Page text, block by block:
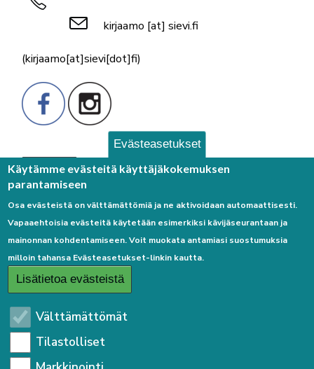
kirjaamo [at] sievi.fi
(kirjaamo[at]sievi[dot]fi)
Palaute
Linkkejä
Etusivulle
Kirjaudu sisään
Saavutettavuusseloste
Evästeasetukset
Käytämme evästeitä käyttäjäkokemuksen
parantamiseen
Osa evästeistä on välttämättömiä ja ne aktivoidaan automaattisesti.
Vapaaehtoisia evästeitä käytetään esimerkiksi kävijäseurantaan ja
mainonnan kohdentamiseen. Voit muokata antamiasi suostumuksia
milloin tahansa Evästeasetukset-linkin kautta.
Lisätietoa evästeistä
Välttämättömät
Tilastolliset